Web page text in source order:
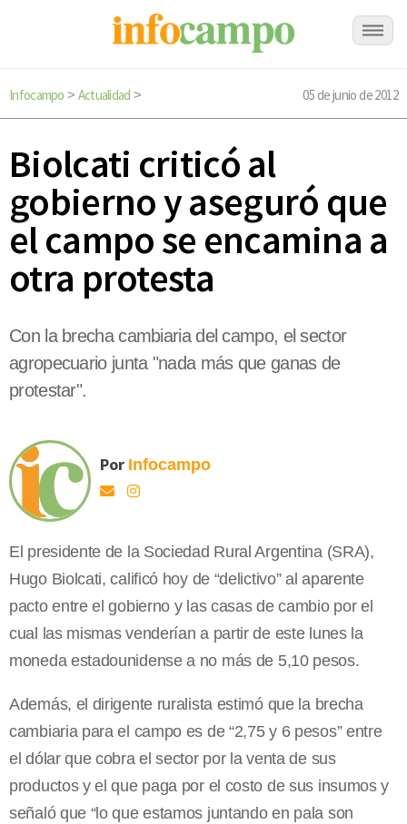
Infocampo > Actualidad > 05 de junio de 2012
Biolcati criticó al
gobierno y aseguró que
el campo se encamina a
otra protesta
Con la brecha cambiaria del campo, el sector
agropecuario junta "nada más que ganas de
protestar".
Por Infocampo
El presidente de la Sociedad Rural Argentina (SRA),
Hugo Biolcati, calificó hoy de “delictivo” al aparente
pacto entre el gobierno y las casas de cambio por el
cual las mismas venderían a partir de este lunes la
moneda estadounidense a no más de 5,10 pesos.
Además, el dirigente ruralista estimó que la brecha
cambiaria para el campo es de “2,75 y 6 pesos” entre
el dólar que cobra el sector por la venta de sus
productos y el que paga por el costo de sus insumos y
señaló que “lo que estamos juntando en pala son